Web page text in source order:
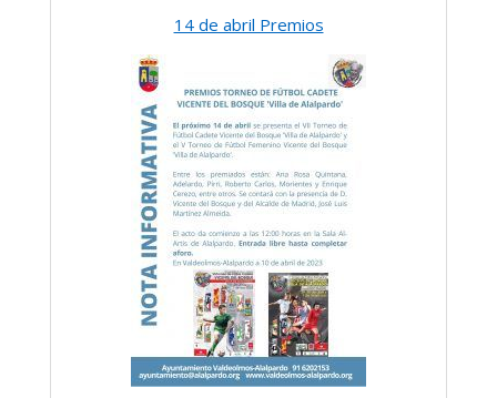
14 de abril Premios